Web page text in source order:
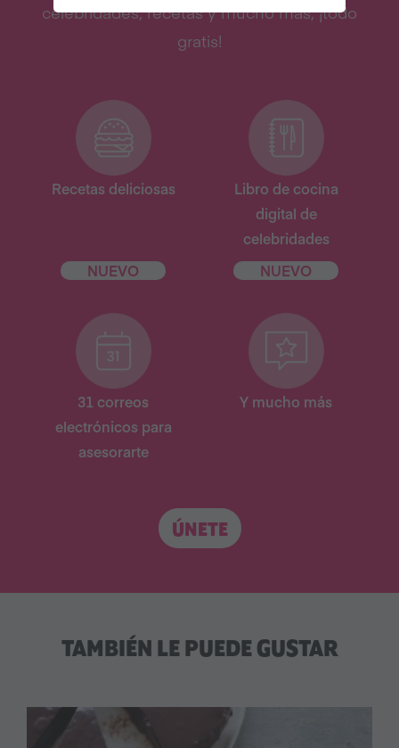
celebridades, recetas y mucho más, ¡todo
gratis!
Recetas deliciosas
NUEVO
Libro de cocina
digital de
celebridades
NUEVO
31 correos
electrónicos para
asesorarte
Y mucho más
ÚNETE
TAMBIÉN LE PUEDE GUSTAR